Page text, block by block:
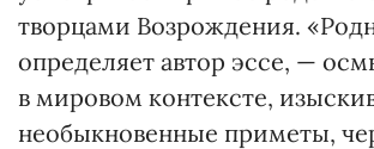
творцами Возрождения.
определяет автор эссе, —
в мировом контексте,
необыкновенные приметы,